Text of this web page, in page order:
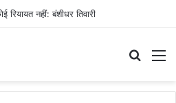
तेज, डीएम ने की तैयारियों की समीक्षा